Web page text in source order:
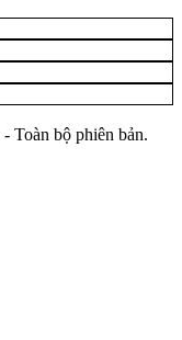
- Toàn bộ phiên bản.